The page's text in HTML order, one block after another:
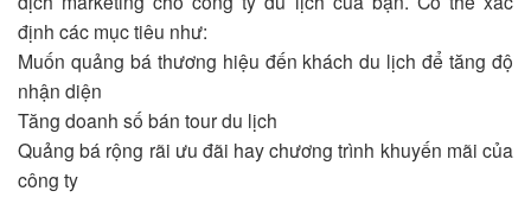
định các mục tiêu như:
Muốn quảng bá thương hiệu đến khách du lịch để tăng độ
nhận diện
Tăng doanh số bán tour du lịch
Quảng bá rộng rãi ưu đãi hay chương trình khuyến mãi của
công ty